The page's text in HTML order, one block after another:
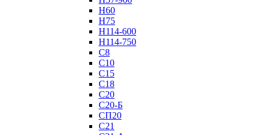
Н60
Н75
Н114-600
Н114-750
С8
С10
С15
С18
С20
С20-Б
СП20
С21